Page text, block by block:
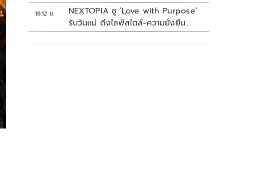
18:12 น.
NEXTOPIA ชู ‘Love with Purpose’
รับวันแม่ ดึงไลฟ์สไตล์-ความยั่งยืน
สร้างประสบการณ์ช้อปปิงมีความหมาย